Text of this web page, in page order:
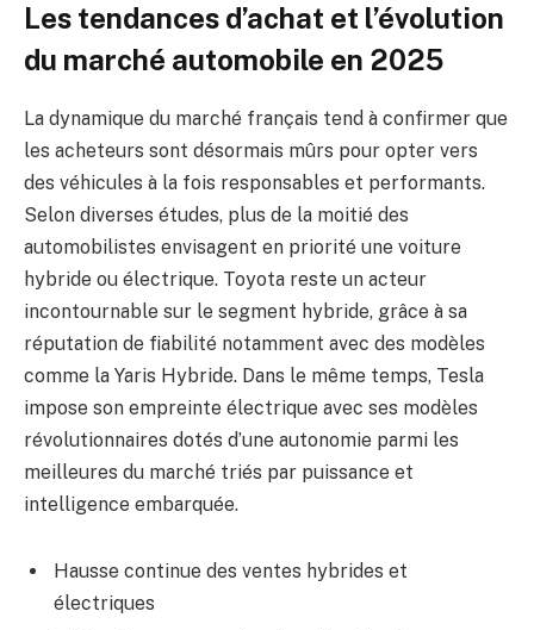
Les tendances d’achat et l’évolution
du marché automobile en 2025
La dynamique du marché français tend à confirmer que
les acheteurs sont désormais mûrs pour opter vers
des véhicules à la fois responsables et performants.
Selon diverses études, plus de la moitié des
automobilistes envisagent en priorité une voiture
hybride ou électrique. Toyota reste un acteur
incontournable sur le segment hybride, grâce à sa
réputation de fiabilité notamment avec des modèles
comme la Yaris Hybride. Dans le même temps, Tesla
impose son empreinte électrique avec ses modèles
révolutionnaires dotés d’une autonomie parmi les
meilleures du marché triés par puissance et
intelligence embarquée.
Hausse continue des ventes hybrides et
électriques